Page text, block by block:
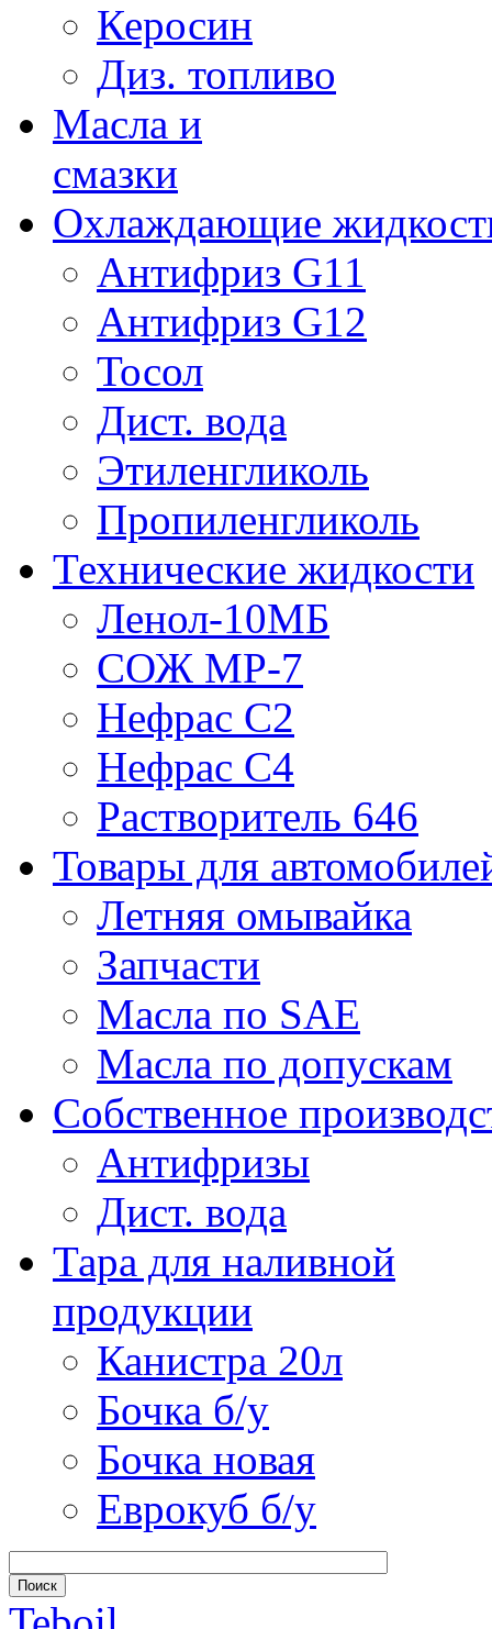
Керосин
Диз. топливо
Масла и
смазки
Охлаждающие
Антифриз G11
Антифриз G12
Тосол
Дист. вода
Этиленгликоль
Пропиленгликоль
Технические жидкости
Ленол-10МБ
СОЖ МР-7
Нефрас С2
Нефрас С4
Растворитель 646
Товары для
Летняя омывайка
Запчасти
Масла по SAE
Масла по допускам
Собственное
Антифризы
Дист. вода
Тара для наливной
продукции
Канистра 20л
Бочка б/у
Бочка новая
Еврокуб б/у